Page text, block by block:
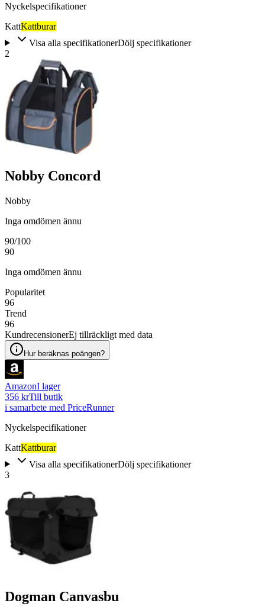
Nyckelspecifikationer
KattKattburar
Visa alla specifikationerDölj specifikationer
2
Nobby Concord
Nobby
Inga omdömen ännu
90/100
90
Inga omdömen ännu
Popularitet
96
Trend
96
KundrecensionerEj tillräckligt med data
Hur beräknas poängen?
AmazonI lager
356 krTill butik
i samarbete med PriceRunner
Nyckelspecifikationer
KattKattburar
Visa alla specifikationerDölj specifikationer
3
Dogman Canvasbu